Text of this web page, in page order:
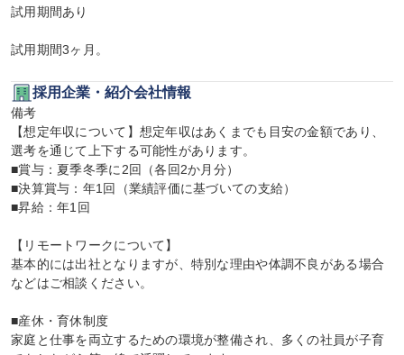
試用期間あり
試用期間3ヶ月。
採用企業・紹介会社情報
備考
【想定年収について】想定年収はあくまでも目安の金額であり、
選考を通じて上下する可能性があります。
■賞与：夏季冬季に2回（各回2か月分）
■決算賞与：年1回（業績評価に基づいての支給）
■昇給：年1回
【リモートワークについて】
基本的には出社となりますが、特別な理由や体調不良がある場合
などはご相談ください。
■産休・育休制度
家庭と仕事を両立するための環境が整備され、多くの社員が子育